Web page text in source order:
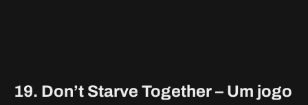
19. Don’t Starve Together – Um jogo